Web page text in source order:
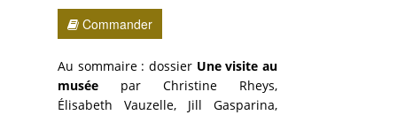
Commander
Au sommaire : dossier Une visite au
musée
par Christine Rheys,
Élisabeth Vauzelle, Jill Gasparina,